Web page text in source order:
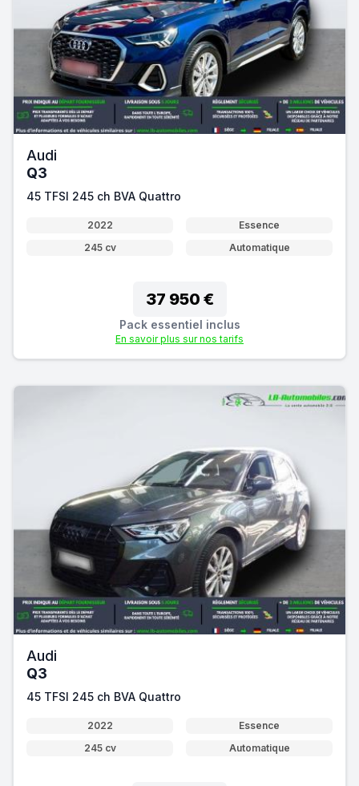
Audi
Q3
45 TFSI 245 ch BVA Quattro
2022
Essence
245 cv
Automatique
37 950 €
Pack essentiel inclus
En savoir plus sur nos tarifs
Audi
Q3
45 TFSI 245 ch BVA Quattro
2022
Essence
245 cv
Automatique